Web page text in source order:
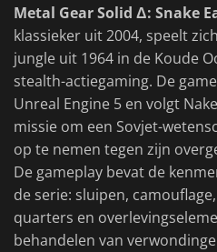
Metal Gear Solid Δ: Snake
klassieker uit 2004, speelt
jungle uit 1964 in de Koude
stealth-actiegaming. De
Unreal Engine 5 en volgt
missie om een Sovjet-
op te nemen tegen zijn
De gameplay bevat de
de serie: sluipen,
quarters en
behandelen van